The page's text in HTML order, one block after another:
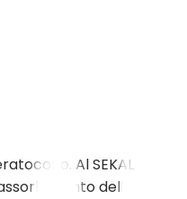
Al SEKAL
della